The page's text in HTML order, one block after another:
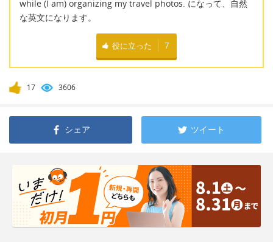
while (I am) organizing my travel photos. になって、自然
な英文になります。
役に立った 7
17 3606
シェア ツイート